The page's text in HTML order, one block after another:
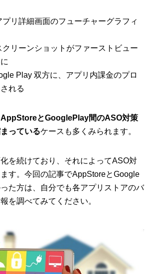
プリ詳細画面のフューチャーグラフィ
クリーンショットがファーストビュー
Play 双方に、アプリ内課金のプロ
れる
AppStoreとGooglePlay間のASO対策
っているケースも多くみられます。
を続けており、それによってASO対
す。今回の記事でAppStoreとGoogle
た方は、自分でも各アプリストアのバ
を調べてみてください。